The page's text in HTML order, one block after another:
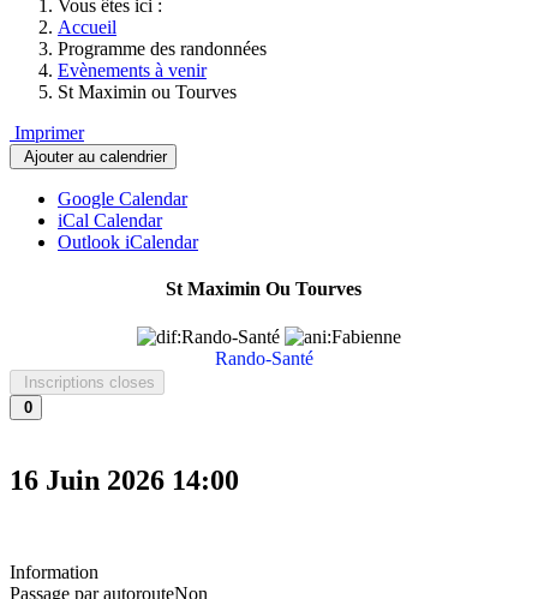
Vous êtes ici :
Accueil
Programme des randonnées
Evènements à venir
St Maximin ou Tourves
Imprimer
Ajouter au calendrier
Google Calendar
iCal Calendar
Outlook iCalendar
St Maximin Ou Tourves
Rando-Santé
Inscriptions closes
0
16 Juin 2026 14:00
Information
Passage par autorouteNon